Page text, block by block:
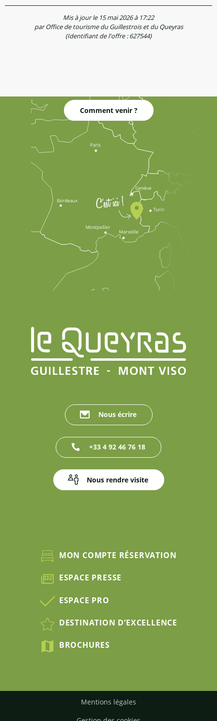
Mis à jour le 15 mai 2026 à 17:22
par Office de tourisme du Guillestrois et du Queyras
(Identifiant de l'offre :627544)
Comment venir ?
Nous écrire
+33 4 92 46 76 18
Nous rendre visite
MON COMPTE RÉSERVATION
ESPACE PRESSE
ESPACE PRO
DESTINATION D’EXCELLENCE
BROCHURES
Mentions légales